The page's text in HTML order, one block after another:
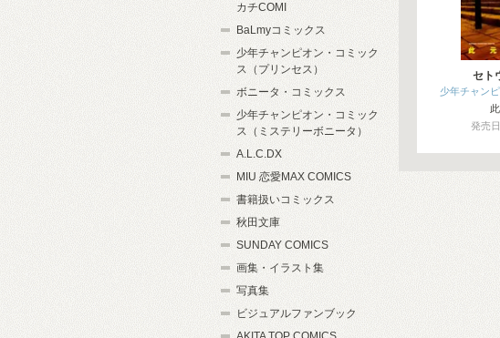
セト
少年チャン
発売
カチCOMI
BaLmyコミックス
少年チャンピオン・コミック
ス（プリンセス）
ボニータ・コミックス
少年チャンピオン・コミック
ス（ミステリーボニータ）
A.L.C.DX
MIU 恋愛MAX COMICS
書籍扱いコミックス
秋田文庫
SUNDAY COMICS
画集・イラスト集
写真集
ビジュアルファンブック